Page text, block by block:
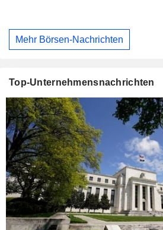
Mehr Börsen-Nachrichten
Top-Unternehmensnachrichten